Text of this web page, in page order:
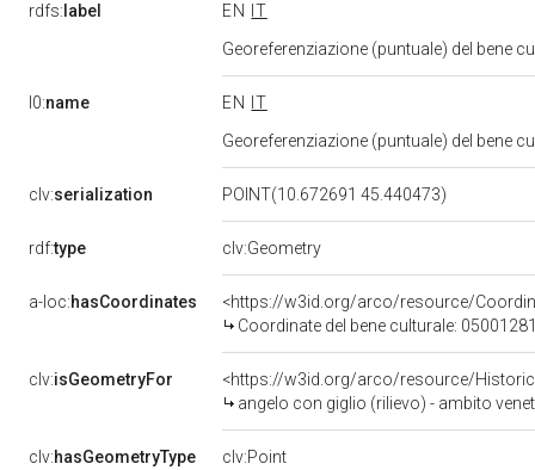
rdfs: label EN
IT
Georeferenziazione (puntuale) del bene
l0:name EN
IT
Georeferenziazione (puntuale) del bene
clv:serialization POINT(10.672691 45.440473)
rdf:type clv:Geometry
a-loc:hasCoordinates
<https://w3id.org/arco/resource/
Coordinate del bene culturale:
clv:isGeometryFor
<https://w3id.org/arco/resource/
angelo con giglio (rilievo) - ambito
clv:hasGeometryType clv:Point